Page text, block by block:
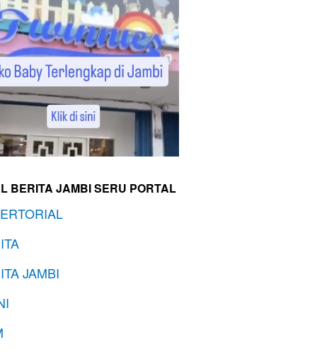
BERITA JAMBI SERU PORTAL
JAMBI